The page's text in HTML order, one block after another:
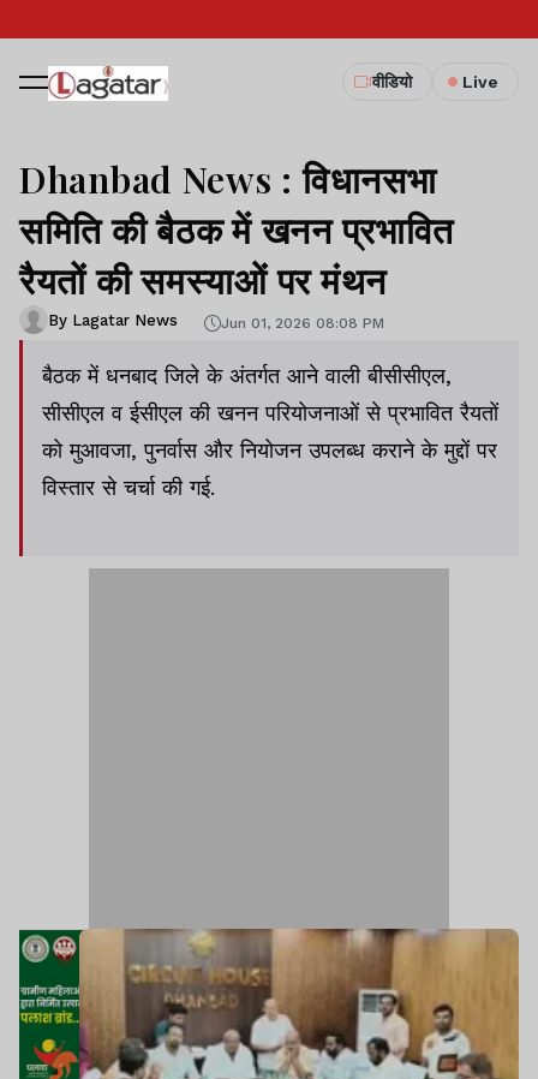
वीडियो Live
Dhanbad News : विधानसभा
समिति की बैठक में खनन प्रभावित
रैयतों की समस्याओं पर मंथन
By Lagatar News Jun 01, 2026 08:08 PM
बैठक में धनबाद जिले के अंतर्गत आने वाली बीसीसीएल,
सीसीएल व ईसीएल की खनन परियोजनाओं से प्रभावित रैयतों
को मुआवजा, पुनर्वास और नियोजन उपलब्ध कराने के मुद्दों पर
विस्तार से चर्चा की गई.